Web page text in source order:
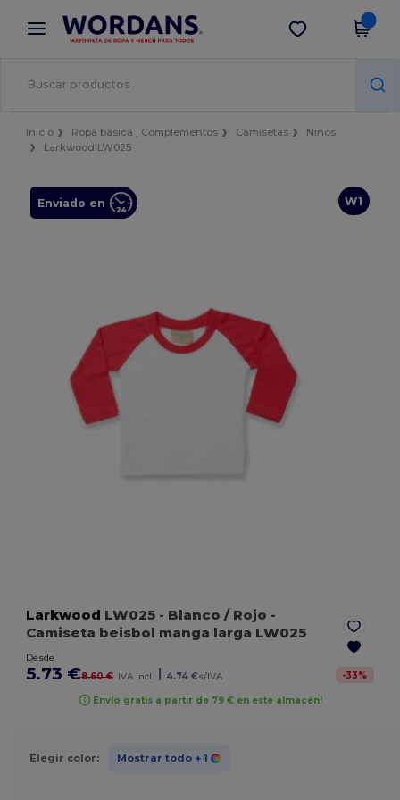
× App de Wordans
¡Mejores precios en app!
Descargar app
Inicio Ropa básica | Complementos Camisetas
Niños
Larkwood LW025
W1
Enviado en
Larkwood LW025 - Blanco / Rojo -
Camiseta beisbol manga larga LW025
Desde
5.73 €8.60 € IVA incl. 4.74 €s/IVA -33%
Envío gratis a partir de 79 € en este almacén!
Elegir color: Mostrar todo + 1